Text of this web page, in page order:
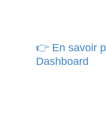
👉 En savoir
Dashboard